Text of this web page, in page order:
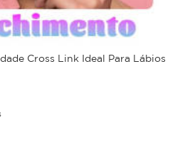
Cross Link Ideal Para Lábios